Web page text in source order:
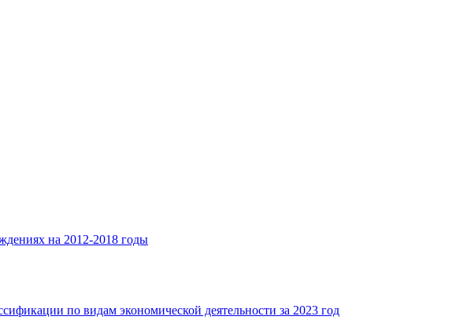
на 2012-2018 годы
по видам экономической деятельности за 2023 год